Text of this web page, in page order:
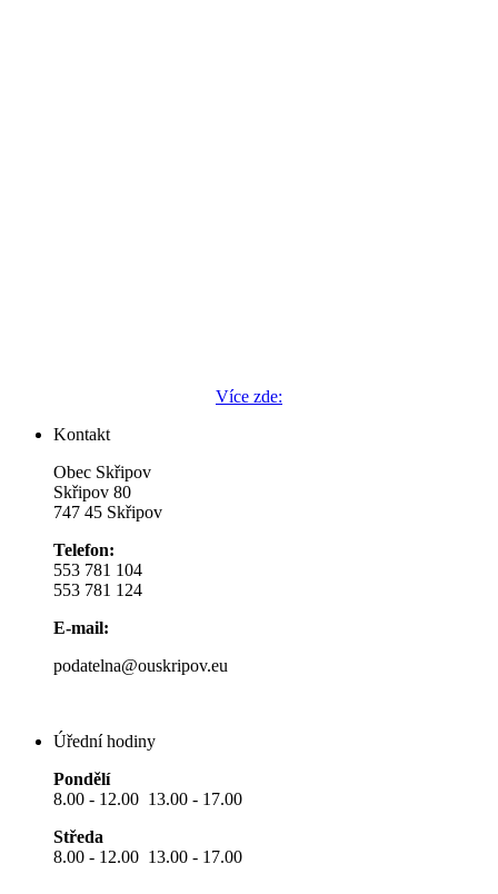
Více zde:
Kontakt
Obec Skřipov
Skřipov 80
747 45 Skřipov
Telefon:
553 781 104
553 781 124
E-mail:
podatelna@ouskripov.eu
Úřední hodiny
Pondělí
8.00 - 12.00 13.00 - 17.00
Středa
8.00 - 12.00 13.00 - 17.00